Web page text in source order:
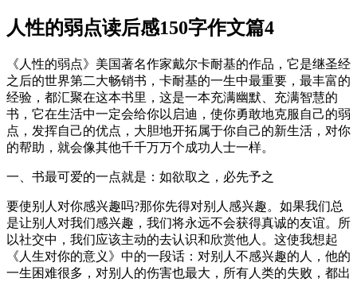
人性的弱点读后感150字作文篇4
《人性的弱点》美国著名作家戴尔卡耐基的作品，它是继圣经
之后的世界第二大畅销书，卡耐基的一生中最重要，最丰富的
经验，都汇聚在这本书里，这是一本充满幽默、充满智慧的
书，它在生活中一定会给你以启迪，使你勇敢地克服自己的弱
点，发挥自己的优点，大胆地开拓属于你自己的新生活，对你
的帮助，就会像其他千千万万个成功人士一样。
一、书最可爱的一点就是：如欲取之，必先予之
要使别人对你感兴趣吗?那你先得对别人感兴趣。如果我们总
是让别人对我们感兴趣，我们将永远不会获得真诚的友谊。所
以社交中，我们应该主动的去认识和欣赏他人。这使我想起
《人生对你的意义》中的一段话：对别人不感兴趣的人，他的
一生困难很多，对别人的伤害也最大，所有人类的失败，都出